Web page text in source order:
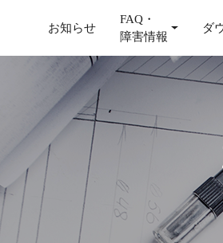
お知らせ
FAQ・
障害情報
ダ